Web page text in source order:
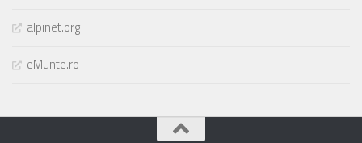
alpinet.org
eMunte.ro